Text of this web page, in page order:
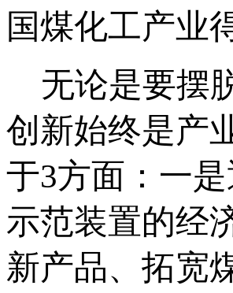
国煤化工产业
无论是要摆
创新始终是产
于3方面：一
示范装置的经
新产品、拓宽